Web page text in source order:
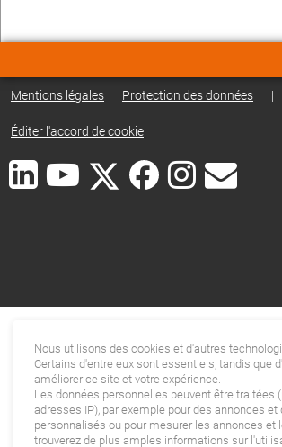
Mentions légales Protection des données |
Éditer l'accord de cookie
Nous utilisons des cookies et d'autres
Certains d'entre eux sont essentiels, tandis que
améliorer ce site et votre expérience.
Les données personnelles peuvent être traitées
adresses IP), par exemple pour des annonces et
personnalisés ou pour mesurer les annonces et
trouverez de plus amples informations sur